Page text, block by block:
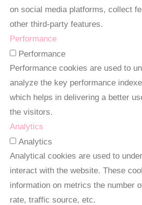
on social media platforms, collect
other third-party features.
Performance
Performance
Performance cookies are used to
analyze the key performance
which helps in delivering a better
the visitors.
Analytics
Analytics
Analytical cookies are used to
interact with the website. These
information on metrics the number
rate, traffic source, etc.